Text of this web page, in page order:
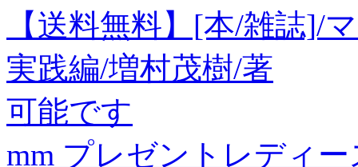
【送料無料】[本/雑誌]/
実践編/増村茂樹/著
可能です
mm プレゼントレディ